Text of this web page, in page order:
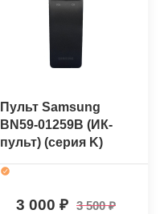
Пульт Samsung
BN59-01259B (ИК-
пульт) (серия K)
3 000 3 500